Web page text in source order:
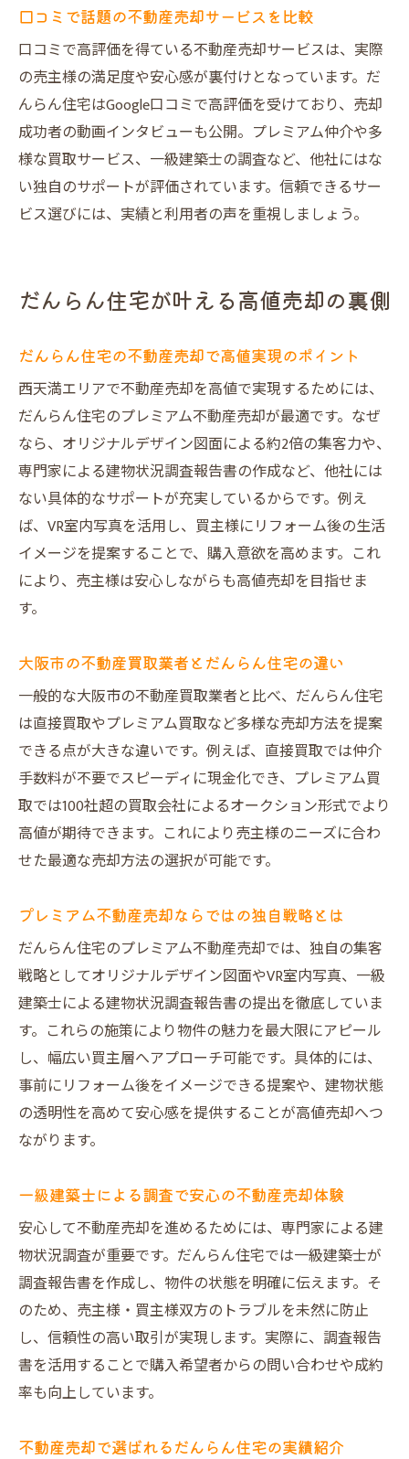
トラブルを防ぐ建物調査付き売却のメリッ
ト
売主様・買主様両方が得する不動産売却方
法
だんらん住宅が提供する建物調査の特徴と
は
建物調査付き不動産売却で信頼度アップ
直接買取とオークション買取の不動産売却
仲介手数料の有無で変わる売却後の利益
プレミアム買取のオークション方式の魅力
を解説
不動産買取業者ランキングも参考に比較し
よう
売主様の目的別おすすめの売却方法とは
だんらん住宅の直接買取で得られる安心感
笑顔あふれる不動産売却を実現するポイント
力
売却成功事例から学ぶ高値売却のコツ
不動産売却後のサポート体制もしっかり解
説
大阪市で笑顔あふれる売却体験を実現する
には
だんらん住宅が選ばれる理由と利用者の声
口コミで話題の不動産売却サービスを比較
口コミで高評価を得ている不動産売却サービスは、実際
の売主様の満足度や安心感が裏付けとなっています。だ
んらん住宅はGoogle口コミで高評価を受けており、売却
成功者の動画インタビューも公開。プレミアム仲介や多
様な買取サービス、一級建築士の調査など、他社にはな
い独自のサポートが評価されています。信頼できるサー
ビス選びには、実績と利用者の声を重視しましょう。
だんらん住宅が叶える高値売却の裏側
だんらん住宅の不動産売却で高値実現のポイント
西天満エリアで不動産売却を高値で実現するためには、
だんらん住宅のプレミアム不動産売却が最適です。なぜ
なら、オリジナルデザイン図面による約2倍の集客力や、
専門家による建物状況調査報告書の作成など、他社には
ない具体的なサポートが充実しているからです。例え
ば、VR室内写真を活用し、買主様にリフォーム後の生活
イメージを提案することで、購入意欲を高めます。これ
により、売主様は安心しながらも高値売却を目指せま
す。
大阪市の不動産買取業者とだんらん住宅の違い
一般的な大阪市の不動産買取業者と比べ、だんらん住宅
は直接買取やプレミアム買取など多様な売却方法を提案
できる点が大きな違いです。例えば、直接買取では仲介
手数料が不要でスピーディに現金化でき、プレミアム買
取では100社超の買取会社によるオークション形式でより
高値が期待できます。これにより売主様のニーズに合わ
せた最適な売却方法の選択が可能です。
プレミアム不動産売却ならではの独自戦略とは
だんらん住宅のプレミアム不動産売却では、独自の集客
戦略としてオリジナルデザイン図面やVR室内写真、一級
建築士による建物状況調査報告書の提出を徹底していま
す。これらの施策により物件の魅力を最大限にアピール
し、幅広い買主層へアプローチ可能です。具体的には、
事前にリフォーム後をイメージできる提案や、建物状態
の透明性を高めて安心感を提供することが高値売却へつ
ながります。
一級建築士による調査で安心の不動産売却体験
安心して不動産売却を進めるためには、専門家による建
物状況調査が重要です。だんらん住宅では一級建築士が
調査報告書を作成し、物件の状態を明確に伝えます。そ
のため、売主様・買主様双方のトラブルを未然に防止
し、信頼性の高い取引が実現します。実際に、調査報告
書を活用することで購入希望者からの問い合わせや成約
率も向上しています。
不動産売却で選ばれるだんらん住宅の実績紹介